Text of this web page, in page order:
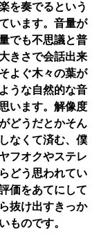
を奏でるという
います。音量が
でも不思議と普
きさで会話出来
よぐ木々の葉が
うな自然的な音
います。解像度
どうだとかそん
なくて済む、僕
フオクやステレ
どう思われてい
価をあてにして
抜け出すきっか
ものです。